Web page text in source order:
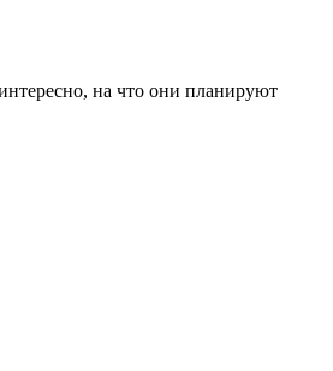
на что они планируют